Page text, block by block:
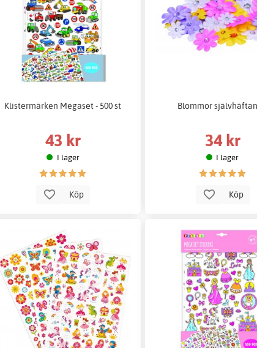
Klistermärken Megaset - 500 st
43 kr
I lager
Köp
Blommor
34 kr
I lager
Köp